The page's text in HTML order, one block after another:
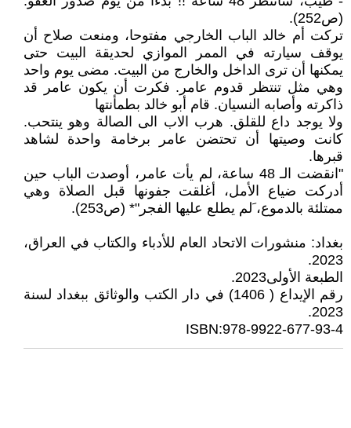
(ص252).
تركت أم خالد الباب الخارجي مفتوحا، ومنعت صلاح أن
يوقف سيارته في الممر الموازي لحديقة البيت حتى
يمكنها أن ترى الداخل والخارج من البيت. مضى يوم واحد
وهي مثل تنتظر قدوم عامر. فكرت أن يكون عامر قد
ذاكرته وأصابه النسيان. قام أبو خالد بطمأنتها
ولا يوجد داع للقلق. هرب الاب الى الصالة وهو ينتحب.
كانت وصيتها أن تحتضن عامر برخامة واحدة لشاهد
قبرها.
"انقضت الـ 48 ساعة، لم يأت عامر، أوصدت الباب حين
أدركت ضياع الأمل، أغلقت جفونها قبل الصلاة وهي
ممتلئة بالدموع، َلم يطلع عليها الفجر"* (ص253).
بغداد: منشورات الاتحاد العام للأدباء والكتاب في العراق،
2023.
الطبعة الأولى2023.
رقم الإيداع ( 1406) في دار الكتب والوثائق ببغداد لسنة
2023.
ISBN:978-9922-677-93-4